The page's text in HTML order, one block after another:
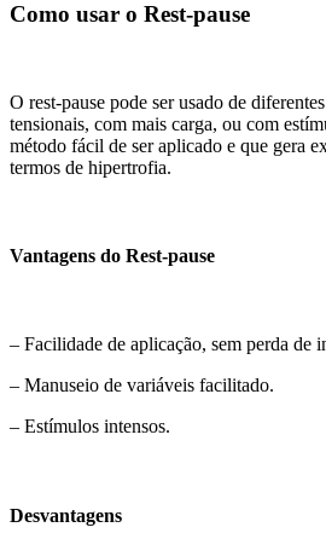
Como usar o Rest-pause
O rest-pause pode ser usado de
tensionais, com mais carga, ou com
método fácil de ser aplicado e que gera
termos de hipertrofia.
Vantagens do Rest-pause
– Facilidade de aplicação, sem perda de
– Manuseio de variáveis facilitado.
– Estímulos intensos.
Desvantagens